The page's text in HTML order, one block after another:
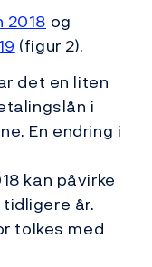
2018 og
(figur 2).
det en liten
i
En endring i
kan påvirke
år.
tolkes med